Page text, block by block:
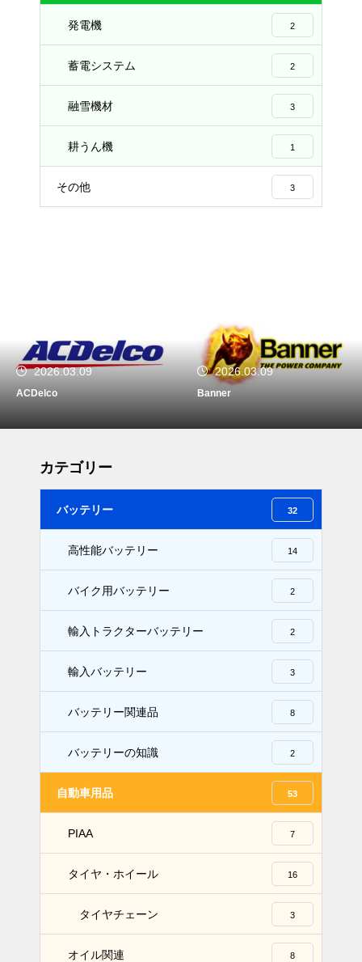
発電機 2
蓄電システム 2
融雪機材 3
耕うん機 1
その他 3
2026.03.09
Banner
2026.03.09
VARTA
カテゴリー
バッテリー 32
高性能バッテリー 14
バイク用バッテリー 2
輸入トラクターバッテリー 2
輸入バッテリー 3
バッテリー関連品 8
バッテリーの知識 2
自動車用品 53
PIAA 7
タイヤ・ホイール 16
タイヤチェーン 3
オイル関連 8